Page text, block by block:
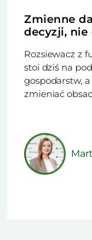
Zmienne
decyzji, nie
Rozsiewacz z
stoi dziś na
gospodarstw,
zmieniać
technologia
podnieść plon.
materiału
wydaniu